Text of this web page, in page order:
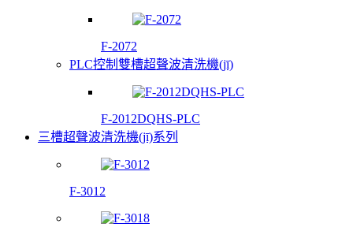
F-2072
PLC控制雙槽超聲波清洗機(jī)
F-2012DQHS-PLC
三槽超聲波清洗機(jī)系列
F-3012